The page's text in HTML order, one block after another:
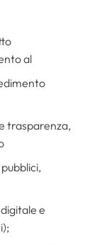
al
trasparenza,
e